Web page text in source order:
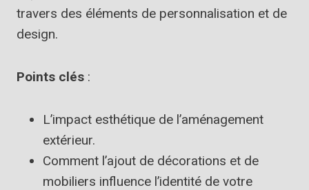
travers des éléments de personnalisation et de
design.
Points clés :
L’impact esthétique de l’aménagement
extérieur.
Comment l’ajout de décorations et de
mobiliers influence l’identité de votre